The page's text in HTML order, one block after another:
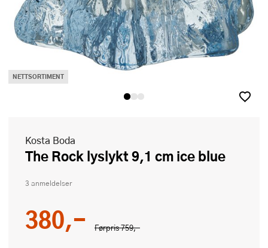
NETTSORTIMENT
Kosta Boda
The Rock lyslykt 9,1 cm ice blue
3 anmeldelser
Førpris759,-
380,-